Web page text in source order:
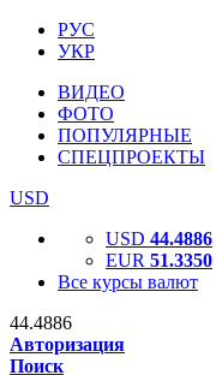
РУС
УКР
ВИДЕО
ФОТО
ПОПУЛЯРНЫЕ
СПЕЦПРОЕКТЫ
USD
USD 44.4886
EUR 51.3350
Все курсы валют
44.4886
Авторизация
Поиск